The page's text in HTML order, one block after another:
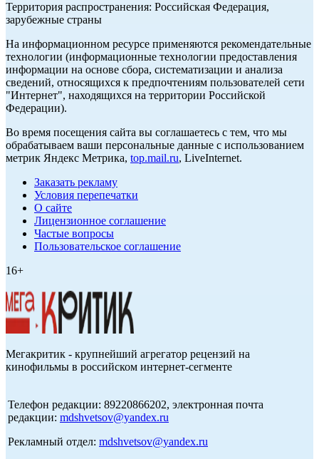
Территория распространения: Российская Федерация,
зарубежные страны
На информационном ресурсе применяются рекомендательные
технологии (информационные технологии предоставления
информации на основе сбора, систематизации и анализа
сведений, относящихся к предпочтениям пользователей сети
"Интернет", находящихся на территории Российской
Федерации).
Во время посещения сайта вы соглашаетесь с тем, что мы
обрабатываем ваши персональные данные с использованием
метрик Яндекс Метрика, top.mail.ru, LiveInternet.
Заказать рекламу
Условия перепечатки
О сайте
Лицензионное соглашение
Частые вопросы
Пользовательское соглашение
16+
Мегакритик - крупнейший агрегатор рецензий на
кинофильмы в российском интернет-сегменте
Телефон редакции: 89220866202, электронная почта
редакции: mdshvetsov@yandex.ru
Рекламный отдел: mdshvetsov@yandex.ru